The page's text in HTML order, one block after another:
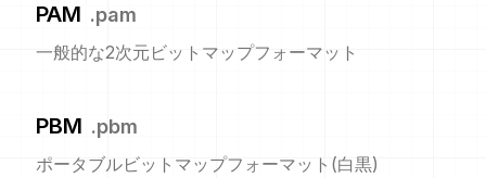
PAM .pam
一般的な2次元ビットマップフォーマット
PBM .pbm
ポータブルビットマップフォーマット(白黒)